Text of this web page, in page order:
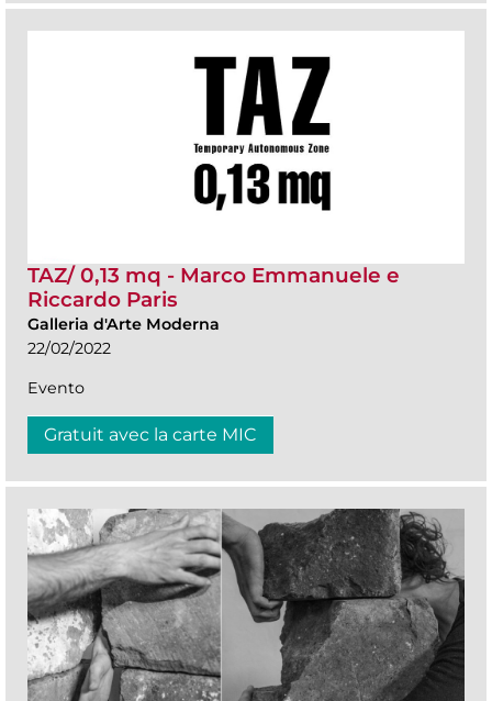
TAZ/ 0,13 mq - Marco Emmanuele e
Riccardo Paris
Galleria d'Arte Moderna
22/02/2022
Evento
Gratuit avec la carte MIC